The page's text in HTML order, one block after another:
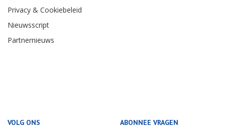
Privacy & Cookiebeleid
Nieuwsscript
Partnernieuws
VOLG ONS ABONNEE VRAGEN